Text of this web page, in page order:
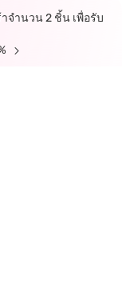
จำนวน 2 ชิ้น เพื่อรับ